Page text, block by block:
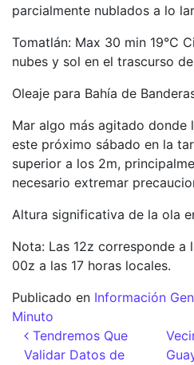
parcialmente nublados a lo
Tomatlán: Max 30 min 19°C
nubes y sol en el trascurso
Oleaje para Bahía de
Mar algo más agitado donde
este próximo sábado en la
superior a los 2m,
necesario extremar
Altura significativa de la ola
Nota: Las 12z corresponde a
00z a las 17 horas locales.
Publicado en Información
Minuto
Navegación
Tendremos Que
Validar Datos de